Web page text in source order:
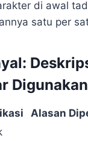
di awal
satu per
Alasan